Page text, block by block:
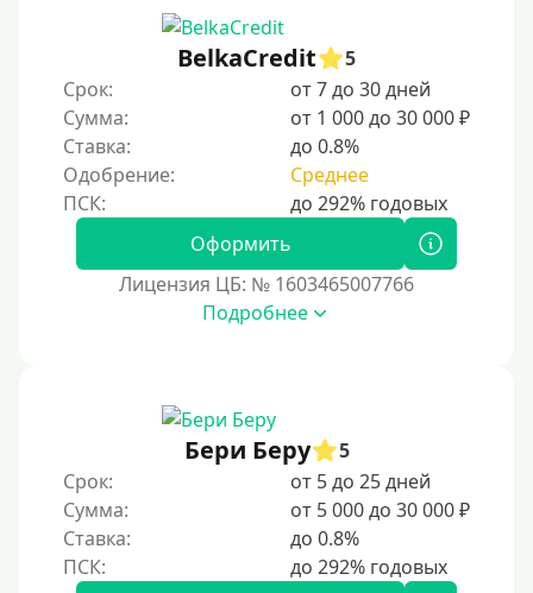
BelkaCredit
5
Срок:
от 7 до 30 дней
Сумма:
от 1 000 до 30 000 ₽
Ставка:
до 0.8%
Одобрение:
Среднее
Оформить
Лицензия ЦБ: № 1603465007766
Подробнее
Бери Беру
5
Срок:
от 5 до 25 дней
Сумма:
от 5 000 до 30 000 ₽
Ставка:
до 0.8%